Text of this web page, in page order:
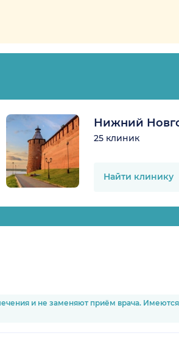
Нижний
25 клиник
Найти клинику
и не заменяют приём врача.